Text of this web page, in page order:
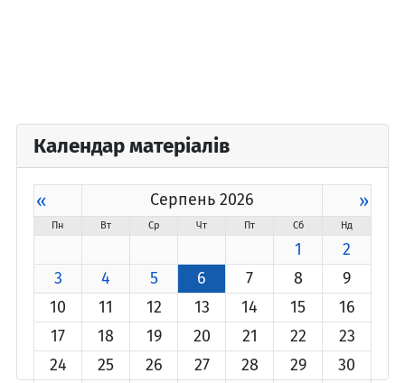
Календар матеріалів
« Серпень 2026 »
Пн Вт Ср Чт Пт Сб Нд
1
2
3
4 5 6 7 8
9
10
11 12 13 14 15
16
17
18 19 20 21 22
23
24
25 26 27 28 29
30